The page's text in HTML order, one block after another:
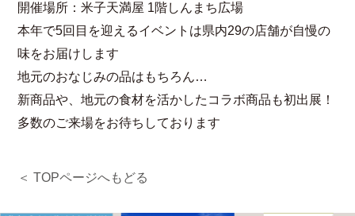
開催場所：米子天満屋 1階しんまち広場
本年で5回目を迎えるイベントは県内29の店舗が自慢の
味をお届けします
地元のおなじみの品はもちろん…
新商品や、地元の食材を活かしたコラボ商品も初出展！
多数のご来場をお待ちしております
＜ TOPページへもどる